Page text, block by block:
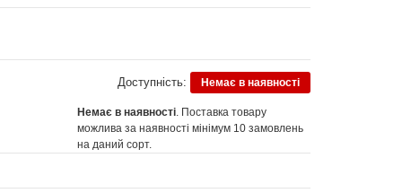
Доступність: Немає в наявності
Немає в наявності. Поставка товару
можлива за наявності мінімум 10 замовлень
на даний сорт.